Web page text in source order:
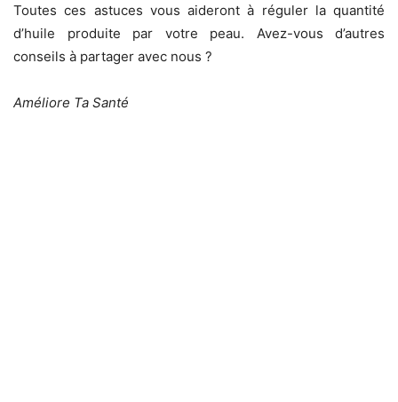
Toutes ces astuces vous aideront à réguler la quantité
d’huile produite par votre peau. Avez-vous d’autres
conseils à partager avec nous ?
Améliore Ta Santé